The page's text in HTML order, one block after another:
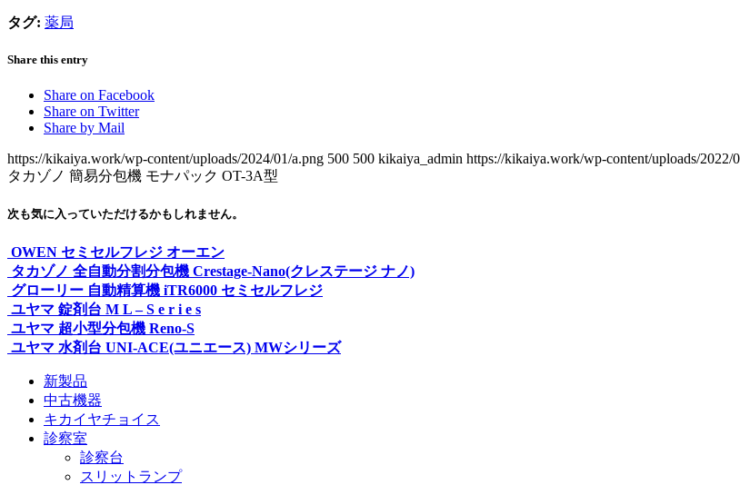
タグ: 薬局
Share this entry
Share on Facebook
Share on Twitter
Share by Mail
https://kikaiya.work/wp-content/uploads/2024/01/a.png 500 500 kikaiya_admin https://kikaiya.work/wp-content/uploads/2022/
タカゾノ 簡易分包機 モナパック OT-3A型
次も気に入っていただけるかもしれません。
OWEN セミセルフレジ オーエン
タカゾノ 全自動分割分包機 Crestage-Nano(クレステージ ナノ)
グローリー 自動精算機 iTR6000 セミセルフレジ
ユヤマ 錠剤台 M L – S e r i e s
ユヤマ 超小型分包機 Reno-S
ユヤマ 水剤台 UNI-ACE(ユニエース) MWシリーズ
新製品
中古機器
キカイヤチョイス
診察室
診察台
スリットランプ